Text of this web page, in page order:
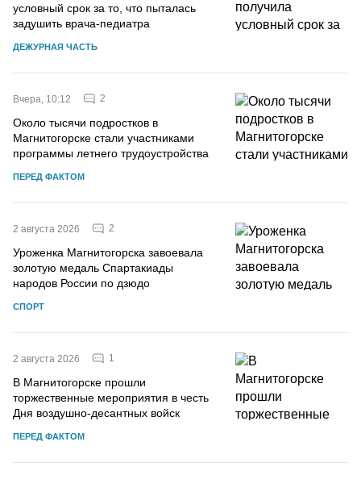
условный срок за то, что пыталась
задушить врача-педиатра
ДЕЖУРНАЯ ЧАСТЬ
Вчера, 10:12 2
Около тысячи подростков в
Магнитогорске стали участниками
программы летнего трудоустройства
ПЕРЕД ФАКТОМ
2 августа 2026 2
Уроженка Магнитогорска завоевала
золотую медаль Спартакиады
народов России по дзюдо
СПОРТ
2 августа 2026 1
В Магнитогорске прошли
торжественные мероприятия в честь
Дня воздушно-десантных войск
ПЕРЕД ФАКТОМ